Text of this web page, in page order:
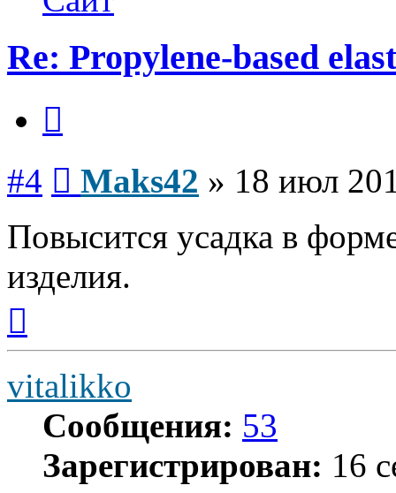
Re: Propylene-based
#4 Maks42 » 18 июл
Повысится усадка в
изделия.
началу
vitalikko
Сообщения: 53
Зарегистрирован: 16